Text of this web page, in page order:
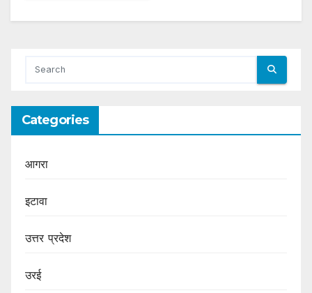
Categories
आगरा
इटावा
उत्तर प्रदेश
उरई